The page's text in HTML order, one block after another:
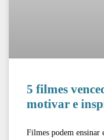
5 filmes
motivar e
Filmes podem ensinar